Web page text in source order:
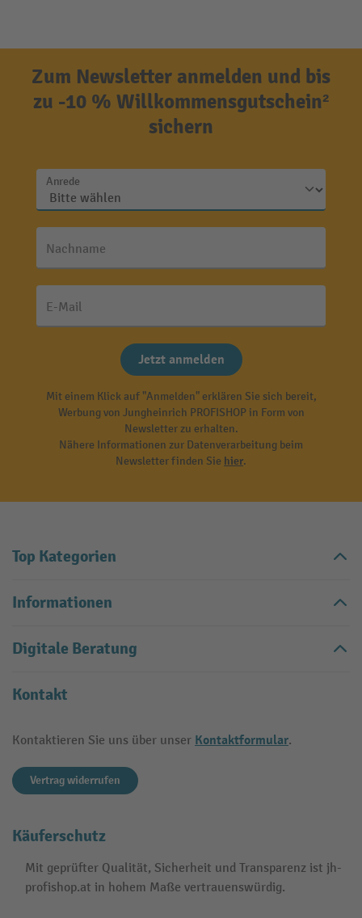
Zum Newsletter anmelden und bis
zu -10 % Willkommensgutschein²
sichern
Anrede
Nachname
E-Mail
Jetzt anmelden
Mit einem Klick auf "Anmelden" erklären Sie sich bereit,
Werbung von Jungheinrich PROFISHOP in Form von
Newsletter zu erhalten.
Nähere Informationen zur Datenverarbeitung beim
Newsletter finden Sie hier.
Top Kategorien
Informationen
Digitale Beratung
Kontakt
Kontaktieren Sie uns über unser Kontaktformular.
Vertrag widerrufen
Käuferschutz
Mit geprüfter Qualität, Sicherheit und Transparenz ist jh-
profishop.at in hohem Maße vertrauenswürdig.